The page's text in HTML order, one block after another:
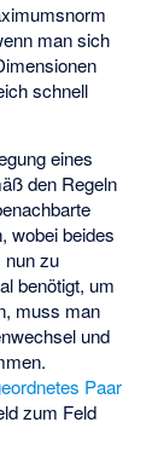
man sich
schnell
eines
den Regeln
wobei beides
nun zu
benötigt, um
muss man
und
Paar
zum Feld